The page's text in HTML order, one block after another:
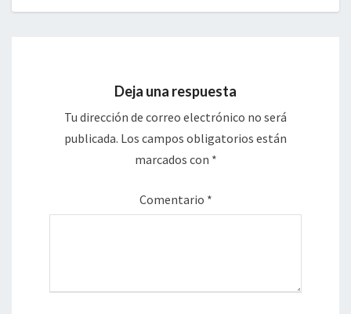
Deja una respuesta
Tu dirección de correo electrónico no será
publicada. Los campos obligatorios están
marcados con *
Comentario *